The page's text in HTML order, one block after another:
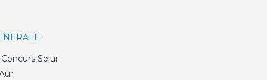
Sejur